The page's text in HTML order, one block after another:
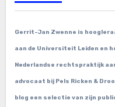
Gerrit-Jan Zwenne is
aan de Universiteit Leiden en
Nederlandse rechtspraktijk
advocaat bij Pels Ricken &
blog een selectie van zijn